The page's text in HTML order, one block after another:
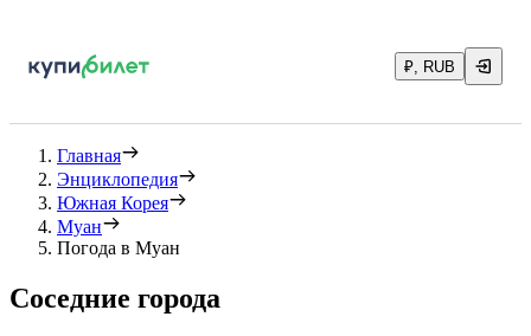
₽, RUB
Главная
Энциклопедия
Южная Корея
Муан
Погода в Муан
Соседние города